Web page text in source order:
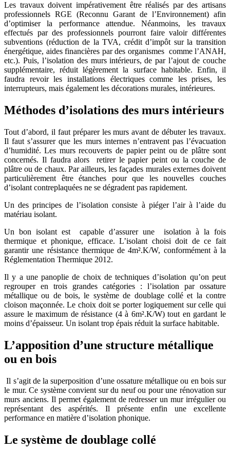
Les travaux doivent impérativement être réalisés par des artisans
professionnels RGE (Reconnu Garant de l’Environnement) afin
d’optimiser la performance attendue. Néanmoins, les travaux
effectués par des professionnels pourront faire valoir différentes
subventions (réduction de la TVA, crédit d’impôt sur la transition
énergétique, aides financières par des organismes comme l’ANAH,
etc.). Puis, l’isolation des murs intérieurs, de par l’ajout de couche
supplémentaire, réduit légèrement la surface habitable. Enfin, il
faudra revoir les installations électriques comme les prises, les
interrupteurs, mais également les décorations murales, intérieures.
Méthodes d’isolations des murs intérieurs
Tout d’abord, il faut préparer les murs avant de débuter les travaux.
Il faut s’assurer que les murs internes n’entravent pas l’évacuation
d’humidité. Les murs recouverts de papier peint ou de plâtre sont
concernés. Il faudra alors retirer le papier peint ou la couche de
plâtre ou de chaux. Par ailleurs, les façades murales externes doivent
particulièrement être étanches pour que les nouvelles couches
d’isolant contreplaquées ne se dégradent pas rapidement.
Un des principes de l’isolation consiste à piéger l’air à l’aide du
matériau isolant.
Un bon isolant est capable d’assurer une isolation à la fois
thermique et phonique, efficace. L’isolant choisi doit de ce fait
garantir une résistance thermique de 4m².K/W, conformément à la
Réglementation Thermique 2012.
Il y a une panoplie de choix de techniques d’isolation qu’on peut
regrouper en trois grandes catégories : l’isolation par ossature
métallique ou de bois, le système de doublage collé et la contre
cloison maçonnée. Le choix doit se porter logiquement sur celle qui
assure le maximum de résistance (4 à 6m².K/W) tout en gardant le
moins d’épaisseur. Un isolant trop épais réduit la surface habitable.
L’apposition d’une structure métallique
ou en bois
Il s’agit de la superposition d’une ossature métallique ou en bois sur
le mur. Ce système convient sur du neuf ou pour une rénovation sur
murs anciens. Il permet également de redresser un mur irrégulier ou
représentant des aspérités. Il présente enfin une excellente
performance en matière d’isolation phonique.
Le système de doublage collé